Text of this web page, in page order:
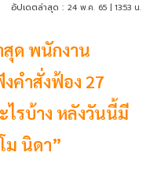
อัปเดตล่าสุด : 24 พ.ค. 65 | 13:53 น.
สุด พนักงาน
คำสั่งฟ้อง 27
รบ้าง หลังวันนี้มี
นิดา”